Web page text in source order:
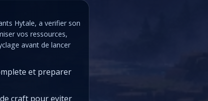
Hytale, a verifier son
vos ressources,
avant de lancer
et preparer
craft pour eviter